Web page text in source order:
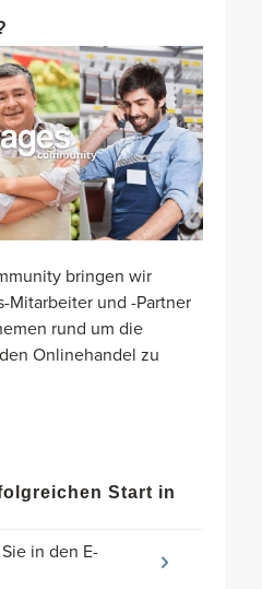
bringen wir
Mitarbeiter und -Partner
rund um die
Onlinehandel zu
Start in
in den E-